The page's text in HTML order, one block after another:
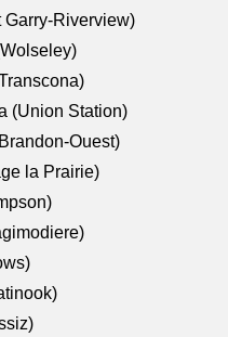
Garry-Riverview)
(Union Station)
Ouest)
la Prairie)